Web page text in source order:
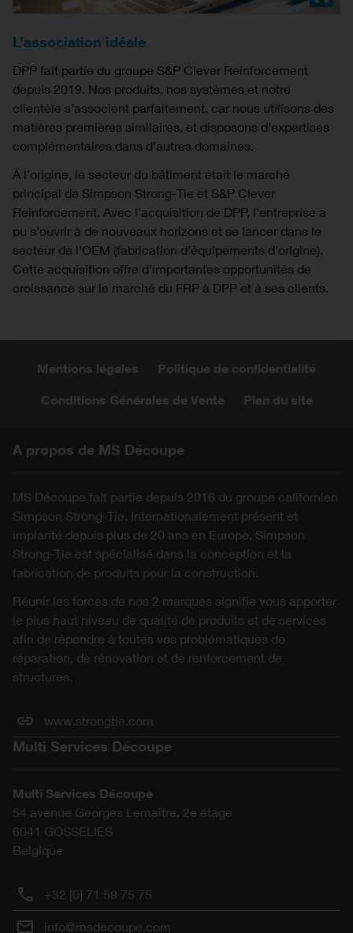
L’association idéale
DPP fait partie du groupe S&P Clever Reinforcement
depuis 2019. Nos produits, nos systèmes et notre
clientèle s’associent parfaitement, car nous utilisons des
matières premières similaires, et disposons d’expertises
complémentaires dans d’autres domaines.
À l’origine, le secteur du bâtiment était le marché
principal de Simpson Strong-Tie et S&P Clever
Reinforcement. Avec l’acquisition de DPP, l’entreprise a
pu s’ouvrir à de nouveaux horizons et se lancer dans le
secteur de l’OEM (fabrication d’équipements d’origine).
Cette acquisition offre d’importantes opportunités de
croissance sur le marché du FRP à DPP et à ses clients.
Mentions légales Politique de confidentialité
Conditions Générales de Vente Plan du site
A propos de MS Découpe
MS Découpe fait partie depuis 2016 du groupe californien
Simpson Strong-Tie. Internationalement présent et
implanté depuis plus de 20 ans en Europe, Simpson
Strong-Tie est spécialisé dans la conception et la
fabrication de produits pour la construction.
Réunir les forces de nos 2 marques signifie vous apporter
le plus haut niveau de qualité de produits et de services
afin de répondre à toutes vos problématiques de
réparation, de rénovation et de renforcement de
structures.
www.strongtie.com
Multi Services Découpe
Multi Services Découpe
54 avenue Georges Lemaître, 2e étage
6041 GOSSELIES
Belgique
+32 [0] 71 59 75 75
info@msdecoupe.com